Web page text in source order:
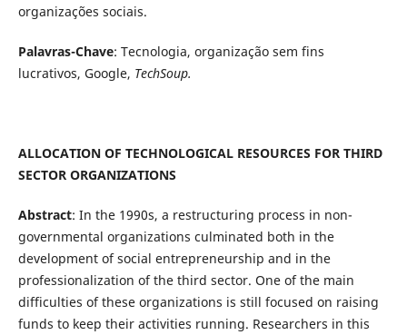
organizações sociais.
Palavras-Chave: Tecnologia, organização sem fins
lucrativos, Google, TechSoup.
ALLOCATION OF TECHNOLOGICAL RESOURCES FOR THIRD
SECTOR ORGANIZATIONS
Abstract: In the 1990s, a restructuring process in non-
governmental organizations culminated both in the
development of social entrepreneurship and in the
professionalization of the third sector. One of the main
difficulties of these organizations is still focused on raising
funds to keep their activities running. Researchers in this